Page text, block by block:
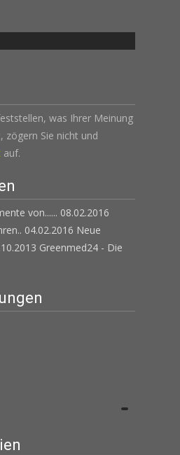
was Ihrer Meinung
zögern Sie nicht und
auf.
von...... 08.02.2016
04.02.2016 Neue
Greenmed24 - Die